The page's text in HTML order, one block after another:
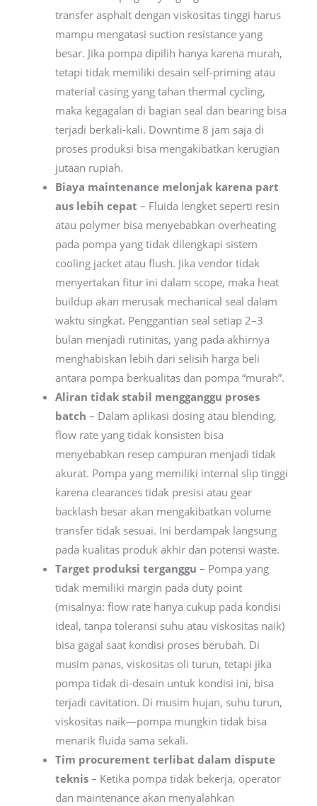
transfer asphalt dengan viskositas tinggi harus
mampu mengatasi suction resistance yang
besar. Jika pompa dipilih hanya karena murah,
tetapi tidak memiliki desain self-priming atau
material casing yang tahan thermal cycling,
maka kegagalan di bagian seal dan bearing bisa
terjadi berkali-kali. Downtime 8 jam saja di
proses produksi bisa mengakibatkan kerugian
jutaan rupiah.
Biaya maintenance melonjak karena part
aus lebih cepat – Fluida lengket seperti resin
atau polymer bisa menyebabkan overheating
pada pompa yang tidak dilengkapi sistem
cooling jacket atau flush. Jika vendor tidak
menyertakan fitur ini dalam scope, maka heat
buildup akan merusak mechanical seal dalam
waktu singkat. Penggantian seal setiap 2–3
bulan menjadi rutinitas, yang pada akhirnya
menghabiskan lebih dari selisih harga beli
antara pompa berkualitas dan pompa “murah”.
Aliran tidak stabil mengganggu proses
batch – Dalam aplikasi dosing atau blending,
flow rate yang tidak konsisten bisa
menyebabkan resep campuran menjadi tidak
akurat. Pompa yang memiliki internal slip tinggi
karena clearances tidak presisi atau gear
backlash besar akan mengakibatkan volume
transfer tidak sesuai. Ini berdampak langsung
pada kualitas produk akhir dan potensi waste.
Target produksi terganggu – Pompa yang
tidak memiliki margin pada duty point
(misalnya: flow rate hanya cukup pada kondisi
ideal, tanpa toleransi suhu atau viskositas naik)
bisa gagal saat kondisi proses berubah. Di
musim panas, viskositas oli turun, tetapi jika
pompa tidak di-desain untuk kondisi ini, bisa
terjadi cavitation. Di musim hujan, suhu turun,
viskositas naik—pompa mungkin tidak bisa
menarik fluida sama sekali.
Tim procurement terlibat dalam dispute
teknis – Ketika pompa tidak bekerja, operator
dan maintenance akan menyalahkan